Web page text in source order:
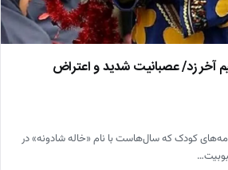
آخر زد/ عصبانیت شدید و اعتراض
کودک که سال‌هاست با نام «خاله شادونه» در